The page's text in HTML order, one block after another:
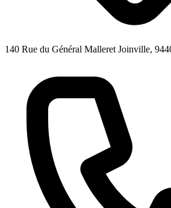
140 Rue du Général Malleret Joinville,